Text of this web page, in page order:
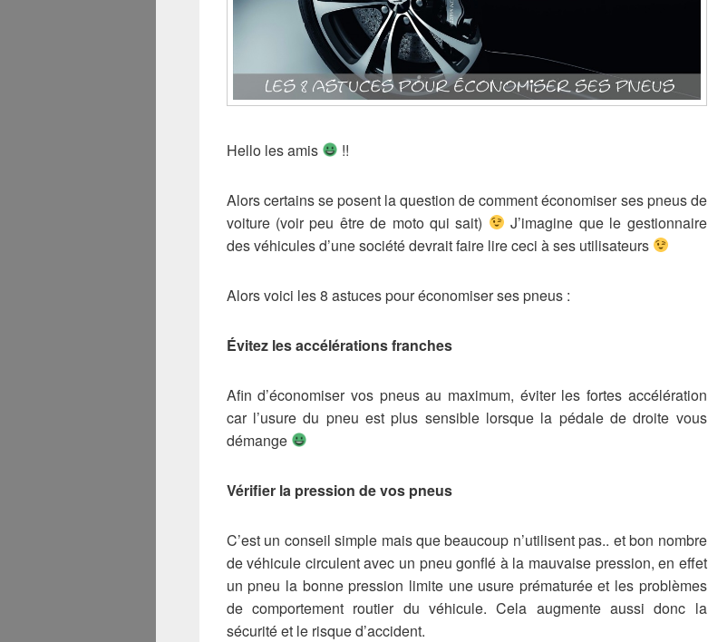
Hello les amis !!
Alors certains se posent la question de comment économiser ses pneus de
voiture (voir peu être de moto qui sait)
J’imagine que le gestionnaire
des véhicules d’une société devrait faire lire ceci à ses utilisateurs
Alors voici les 8 astuces pour économiser ses pneus :
Évitez les accélérations franches
Afin d’économiser vos pneus au maximum, éviter les fortes accélération
car l’usure du pneu est plus sensible lorsque la pédale de droite vous
démange
Vérifier la pression de vos pneus
C’est un conseil simple mais que beaucoup n’utilisent pas.. et bon nombre
de véhicule circulent avec un pneu gonflé à la mauvaise pression, en effet
un pneu la bonne pression limite une usure prématurée et les problèmes
de comportement routier du véhicule. Cela augmente aussi donc la
sécurité et le risque d’accident.